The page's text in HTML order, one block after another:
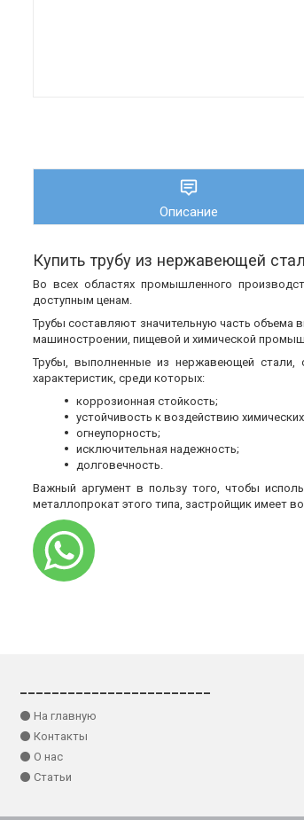
Описание
Купить трубу из нержавеющей
Во всех областях промышленного
доступным ценам.
Трубы составляют значительную часть
машиностроении, пищевой и химической
Трубы, выполненные из нержавеющей стали,
характеристик, среди которых:
коррозионная стойкость;
устойчивость к воздействию
огнеупорность;
исключительная надежность;
долговечность.
Важный аргумент в пользу того, чтобы
металлопрокат этого типа, застройщик имеет
⚫ На главную
⚫ Контакты
⚫ О нас
⚫ Статьи